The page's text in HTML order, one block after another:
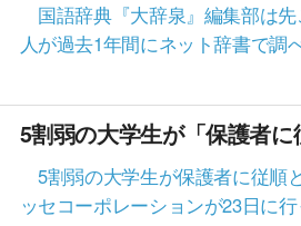
国語辞典『大辞泉』編集部は
人が過去1年間にネット辞書で調
5割弱の大学生が「保護者に
5割弱の大学生が保護者に従順
ッセコーポレーションが23日に